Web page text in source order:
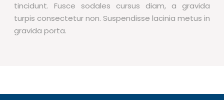
tincidunt. Fusce sodales cursus diam, a gravida
turpis consectetur non. Suspendisse lacinia metus in
gravida porta.